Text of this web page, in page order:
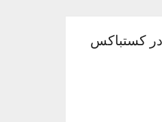
کستباکس